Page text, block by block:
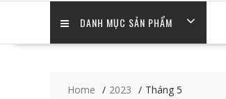
DANH MỤC SẢN PHẨM
Home 2023 Tháng 5